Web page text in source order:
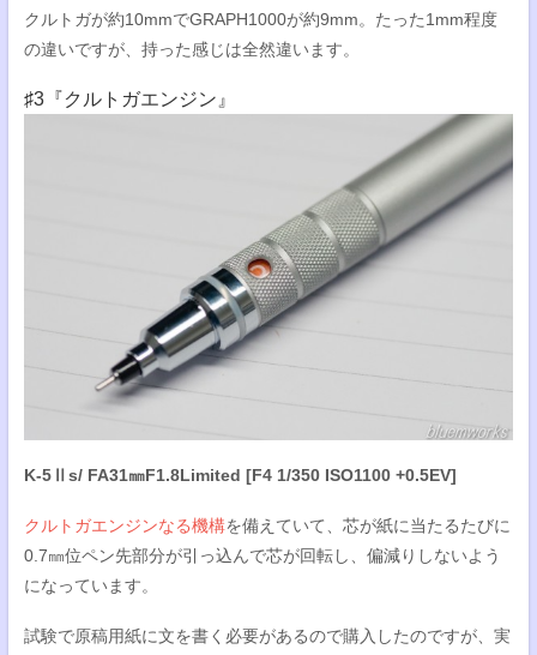
クルトガが約10mmでGRAPH1000が約9mm。たった1mm程度
の違いですが、持った感じは全然違います。
♯3『クルトガエンジン』
K-5Ⅱs/ FA31㎜F1.8Limited [F4 1/350 ISO1100 +0.5EV]
クルトガエンジンなる機構を備えていて、芯が紙に当たるたびに
0.7㎜位ペン先部分が引っ込んで芯が回転し、偏減りしないよう
になっています。
試験で原稿用紙に文を書く必要があるので購入したのですが、実